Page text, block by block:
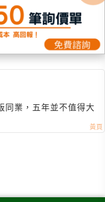
同業，五年並不值得大